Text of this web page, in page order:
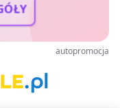
autopromocja